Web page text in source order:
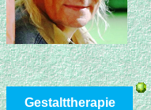
Gestalttherapie